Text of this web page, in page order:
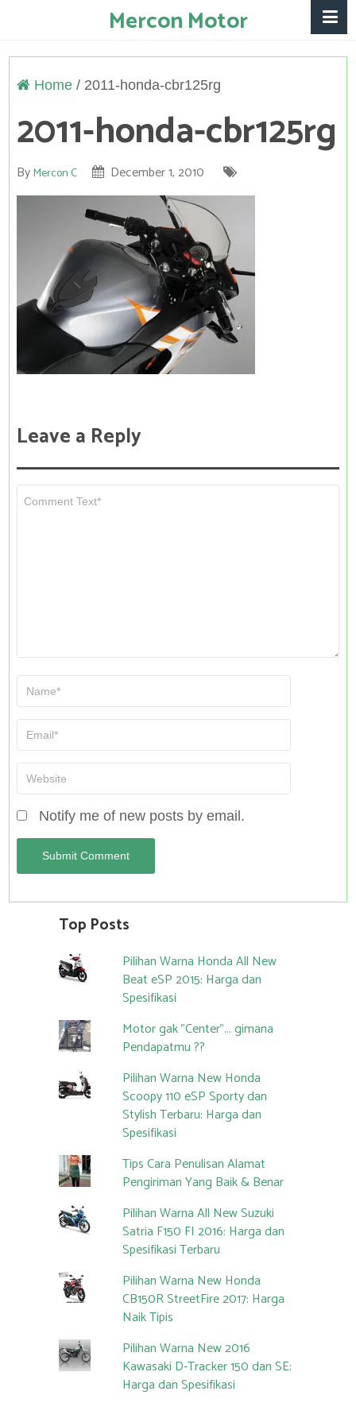
Mercon Motor
Home/ 2011-honda-cbr125rg
2011-honda-cbr125rg
ByMercon C December 1, 2010
Leave a Reply
Notify me of new posts by email.
Top Posts
Pilihan Warna Honda All New
Beat eSP 2015: Harga dan
Spesifikasi
Motor gak "Center"... gimana
Pendapatmu ??
Pilihan Warna New Honda
Scoopy 110 eSP Sporty dan
Stylish Terbaru: Harga dan
Spesifikasi
Tips Cara Penulisan Alamat
Pengiriman Yang Baik & Benar
Pilihan Warna All New Suzuki
Satria F150 FI 2016: Harga dan
Spesifikasi Terbaru
Pilihan Warna New Honda
CB150R StreetFire 2017: Harga
Naik Tipis
Pilihan Warna New 2016
Kawasaki D-Tracker 150 dan SE:
Harga dan Spesifikasi